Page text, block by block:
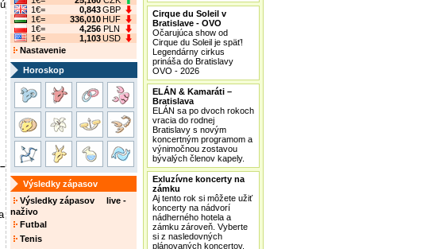
1€=
0,843GBP
1€=
336,010HUF
1€=
4,256 PLN
1€=
1,103USD
Nastavenie
Horoskop
Výsledky zápasov
Výsledky zápasov live -
naživo
Futbal
Tenis
Cirque du Soleil v
Bratislave - OVO
Očarujúca show od
Cirque du Soleil je späť!
Legendárny cirkus
prináša do Bratislavy
OVO - 2026
ELÁN & Kamaráti –
Bratislava
ELÁN sa po dvoch rokoch
vracia do rodnej
Bratislavy s novým
koncertným programom a
výnimočnou zostavou
bývalých členov kapely.
Exluzívne koncerty na
zámku
Aj tento rok si môžete užiť
koncerty na nádvorí
nádherného hotela a
zámku zároveň. Vyberte
si z nasledovných
plánovaných koncertov.